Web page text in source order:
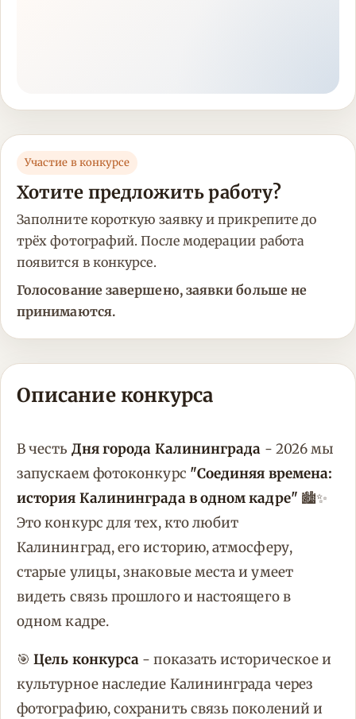
Участие в конкурсе
Хотите предложить работу?
Заполните короткую заявку и прикрепите до
трёх фотографий. После модерации работа
появится в конкурсе.
Голосование завершено, заявки больше не
принимаются.
Описание конкурса
В честь Дня города Калининграда - 2026 мы
запускаем фотоконкурс "Соединяя времена:
история Калининграда в одном кадре" 🏙️✨
Это конкурс для тех, кто любит
Калининград, его историю, атмосферу,
старые улицы, знаковые места и умеет
видеть связь прошлого и настоящего в
одном кадре.
🎯Цель конкурса - показать историческое и
культурное наследие Калининграда через
фотографию, сохранить связь поколений и